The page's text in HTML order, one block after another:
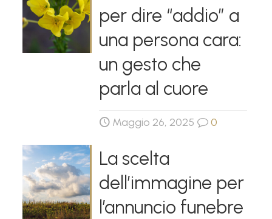
per dire “addio” a
una persona cara:
un gesto che
parla al cuore
Maggio 26, 2025 0
La scelta
dell’immagine per
l’annuncio funebre